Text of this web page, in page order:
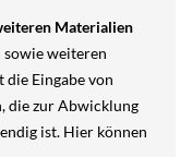
Materialien
sowie weiteren
Eingabe von
die zur Abwicklung
ist. Hier können